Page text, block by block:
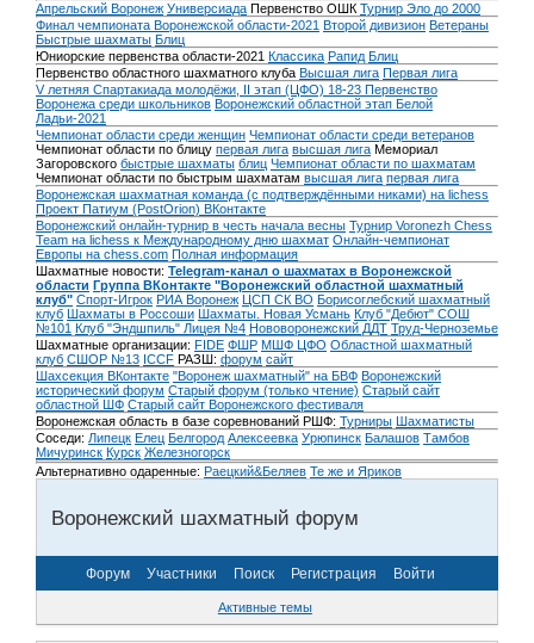
Апрельский Воронеж Универсиада Первенство ОШК Турнир Эло до 2000
Финал чемпионата Воронежской области-2021 Второй дивизион Ветераны
Быстрые шахматы Блиц
Юниорские первенства области-2021 Классика Рапид Блиц
Первенство областного шахматного клуба Высшая лига Первая лига
V летняя Спартакиада молодёжи, II этап (ЦФО) 18-23 Первенство
Воронежа среди школьников Воронежский областной этап Белой
Ладьи-2021
Чемпионат области среди женщин Чемпионат области среди ветеранов
Чемпионат области по блицу первая лига высшая лига Мемориал
Загоровского быстрые шахматы блиц Чемпионат области по шахматам
Чемпионат области по быстрым шахматам высшая лига первая лига
Воронежская шахматная команда (с подтверждёнными никами) на lichess
Проект Патиум (PostOrion) ВКонтакте
Воронежский онлайн-турнир в честь начала весны Турнир Voronezh Chess
Team на lichess к Международному дню шахмат Онлайн-чемпионат
Европы на chess.com Полная информация
Шахматные новости: Telegram-канал о шахматах в Воронежской
области Группа ВКонтакте "Воронежский областной шахматный
клуб" Спорт-Игрок РИА Воронеж ЦСП СК ВО Борисоглебский шахматный
клуб Шахматы в Россоши Шахматы. Новая Усмань Клуб "Дебют" СОШ
№101 Клуб "Эндшпиль" Лицея №4 Нововоронежский ДДТ Труд-Черноземье
Шахматные организации: FIDE ФШР МШФ ЦФО Областной шахматный
клуб СШОР №13 ICCF РАЗШ: форум сайт
Шахсекция ВКонтакте "Воронеж шахматный" на БВФ Воронежский
исторический форум Cтарый форум (только чтение) Старый сайт
областной ШФ Старый сайт Воронежского фестиваля
Воронежская область в базе соревнований РШФ: Турниры Шахматисты
Соседи: Липецк Елец Белгород Алексеевка Урюпинск Балашов Тамбов
Мичуринск Курск Железногорск
Альтернативно одаренные: Раецкий&Беляев Те же и Яриков
Воронежский шахматный форум
Форум Участники Поиск Регистрация Войти
Активные темы